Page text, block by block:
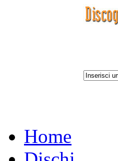
Home